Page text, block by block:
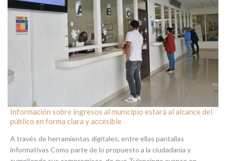
Información sobre ingresos al municipio estará al alcance del
público en forma clara y accesible
A través de herramientas digitales, entre ellas pantallas
informativas Como parte de lo propuesto a la ciudadanía y